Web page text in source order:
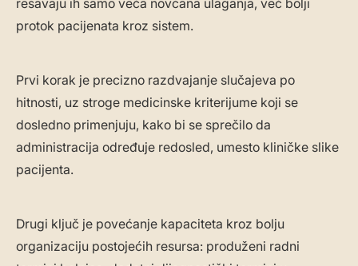
rešavaju ih samo veća novčana ulaganja, već bolji
protok pacijenata kroz sistem.
Prvi korak je precizno razdvajanje slučajeva po
hitnosti, uz stroge medicinske kriterijume koji se
dosledno primenjuju, kako bi se sprečilo da
administracija određuje redosled, umesto kliničke slike
pacijenta.
Drugi ključ je povećanje kapaciteta kroz bolju
organizaciju postojećih resursa: produženi radni